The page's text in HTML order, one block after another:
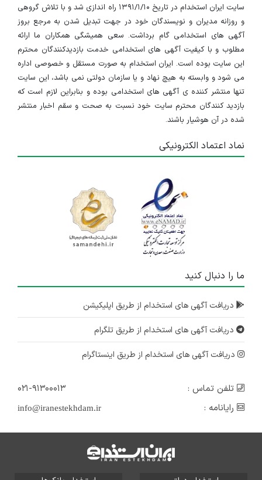
سایت ایران استخدام در تاریخ ۱۳۹۱/۱/۱۰ راه اندازی شد و با تلاش گروهی
و روزانه مدیران و نویسندگان خود در جهت تبدیل شدن به مرجع بروز
آگهی های استخدامی گام برداشت. سعی همیشگی همکاران ما ارائه
مطلوب و با کیفیت آگهی های استخدامی خدمت بازدیدکنندگان محترم
این سایت بوده است. ایران استخدام به صورت مستقل و خصوصی اداره
می شود و وابسته به هیچ نهاد و یا سازمان دولتی نمی باشد، این سایت
تنها منتشر کننده ی آگهی های استخدامی بوده و بنابراین لازم است که
بازدید کنندگان محترم سایت خود نسبت به صحت و سقم اخبار منتشر
شده در آن هوشیار باشند.
نماد اعتماد الکترونیکی
ما را دنبال کنید
دریافت آگهی های استخدام از طریق اپلیکیشن
دریافت آگهی های استخدام از طریق تلگرام
دریافت آگهی های استخدام از طریق اینستاگرام
تلفن تماس :
۰۲۱-۹۱۳۰۰۰۱۳
رایانامه :
info@iranestekhdam.ir